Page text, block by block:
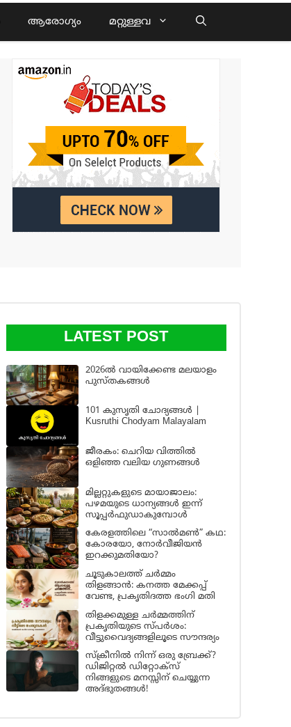
ആരോഗ്യം മറ്റുള്ളവ
LATEST POST
2026ൽ വായിക്കേണ്ട മലയാളം
പുസ്തകങ്ങൾ
101 കുസൃതി ചോദ്യങ്ങൾ |
Kusruthi Chodyam Malayalam
ജീരകം: ചെറിയ വിത്തിൽ
ഒളിഞ്ഞ വലിയ ഗുണങ്ങൾ
മില്ലറ്റുകളുടെ മായാജാലം:
പഴമയുടെ ധാന്യങ്ങൾ ഇന്ന്
സൂപ്പർഫുഡാകുമ്പോൾ
കേരളത്തിലെ “സാൽമൺ” കഥ:
കോരയോ, നോർവീജിയൻ
ഇറക്കുമതിയോ?
ചൂടുകാലത്ത് ചർമ്മം
തിളങ്ങാൻ: കനത്ത മേക്കപ്പ്
വേണ്ട, പ്രകൃതിദത്ത ഭംഗി മതി
തിളക്കമുള്ള ചർമ്മത്തിന്
പ്രകൃതിയുടെ സ്പർശം:
വീട്ടുവൈദ്യങ്ങളിലൂടെ സൗന്ദര്യം
സ്ക്രീനിൽ നിന്ന് ഒരു ബ്രേക്ക്?
ഡിജിറ്റൽ ഡിറ്റോക്സ്
നിങ്ങളുടെ മനസ്സിന് ചെയ്യുന്ന
അദ്ഭുതങ്ങൾ!